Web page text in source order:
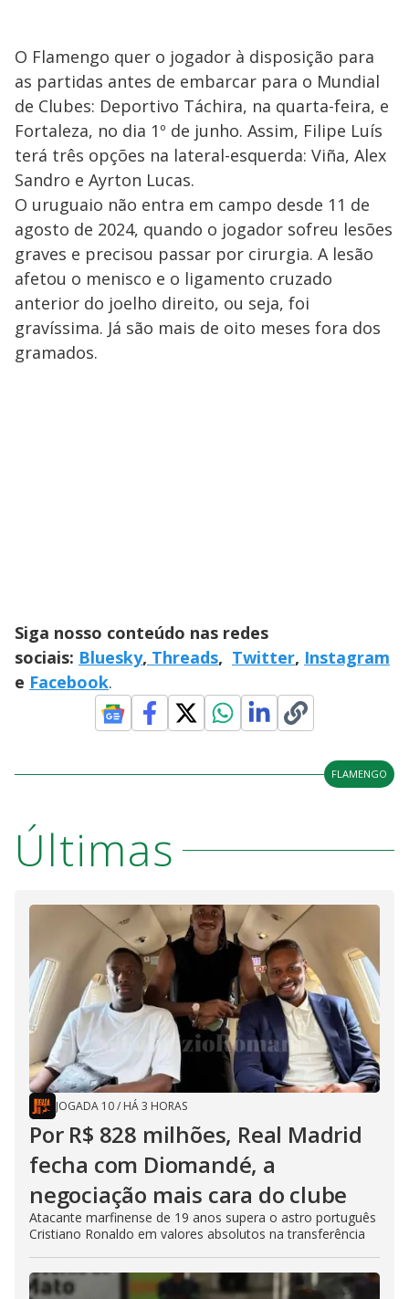
O Flamengo quer o jogador à disposição para
as partidas antes de embarcar para o Mundial
de Clubes: Deportivo Táchira, na quarta-feira, e
Fortaleza, no dia 1º de junho. Assim, Filipe Luís
terá três opções na lateral-esquerda: Viña, Alex
Sandro e Ayrton Lucas.
O uruguaio não entra em campo desde 11 de
agosto de 2024, quando o jogador sofreu lesões
graves e precisou passar por cirurgia. A lesão
afetou o menisco e o ligamento cruzado
anterior do joelho direito, ou seja, foi
gravíssima. Já são mais de oito meses fora dos
gramados.
Siga nosso conteúdo nas redes
sociais: Bluesky, Threads, Twitter, Instagram
e Facebook.
FLAMENGO
Últimas
JOGADA 10/ HÁ 3 HORAS
Por R$ 828 milhões, Real Madrid
fecha com Diomandé, a
negociação mais cara do clube
Atacante marfinense de 19 anos supera o astro português
Cristiano Ronaldo em valores absolutos na transferência